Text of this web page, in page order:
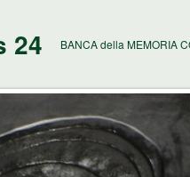
24 BANCA della MEMORIA